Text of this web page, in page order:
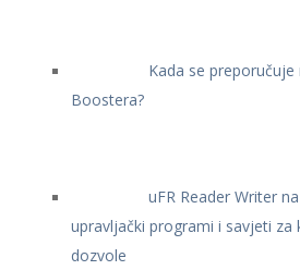
Kada se
Boostera?
uFR Reader Writer
upravljački programi i savjeti za
dozvole